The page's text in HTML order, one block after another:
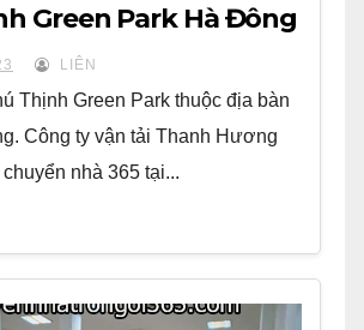
Green Park Hà Đông
LIÊN
Thịnh Green Park thuộc địa bàn
Công ty vận tải Thanh Hương
nhà 365 tại...